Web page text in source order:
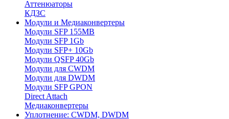
Аттенюаторы
КДЗС
Модули и Медиаконвертеры
Модули SFP 155MB
Модули SFP 1Gb
Модули SFP+ 10Gb
Модули QSFP 40Gb
Модули для CWDM
Модули для DWDM
Модули SFP GPON
Direct Attach
Медиаконвертеры
Уплотнение: CWDM, DWDM